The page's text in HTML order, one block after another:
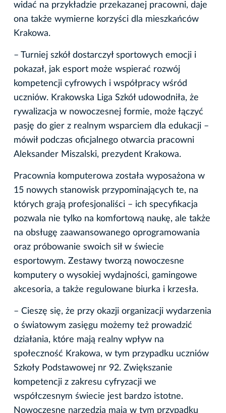
widać na przykładzie przekazanej pracowni, daje
ona także wymierne korzyści dla mieszkańców
Krakowa.
– Turniej szkół dostarczył sportowych emocji i
pokazał, jak esport może wspierać rozwój
kompetencji cyfrowych i współpracy wśród
uczniów. Krakowska Liga Szkół udowodniła, że
rywalizacja w nowoczesnej formie, może łączyć
pasję do gier z realnym wsparciem dla edukacji –
mówił podczas oficjalnego otwarcia pracowni
Aleksander Miszalski, prezydent Krakowa.
Pracownia komputerowa została wyposażona w
15 nowych stanowisk przypominających te, na
których grają profesjonaliści – ich specyfikacja
pozwala nie tylko na komfortową naukę, ale także
na obsługę zaawansowanego oprogramowania
oraz próbowanie swoich sił w świecie
esportowym. Zestawy tworzą nowoczesne
komputery o wysokiej wydajności, gamingowe
akcesoria, a także regulowane biurka i krzesła.
– Cieszę się, że przy okazji organizacji wydarzenia
o światowym zasięgu możemy też prowadzić
działania, które mają realny wpływ na
społeczność Krakowa, w tym przypadku uczniów
Szkoły Podstawowej nr 92. Zwiększanie
kompetencji z zakresu cyfryzacji we
współczesnym świecie jest bardzo istotne.
Nowoczesne narzędzia mają w tym przypadku